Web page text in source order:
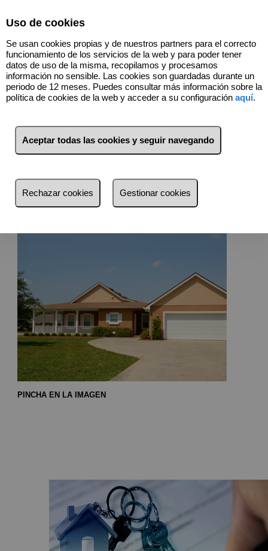
100% PARA TODAS
NUESTRAS VIVIENDAS!!
TODOS NUESTROS INMUEBLES DE VENTA
PINCHA EN LA IMAGEN
Uso de cookies
Se usan cookies propias y de nuestros partners para el correcto
funcionamiento de los servicios de la web y para poder tener
datos de uso de la misma, recopilamos y procesamos
información no sensible. Las cookies son guardadas durante un
periodo de 12 meses. Puedes consultar más información sobre la
política de cookies de la web y acceder a su configuración aquí.
Aceptar todas las cookies y seguir navegando
Rechazar cookies Gestionar cookies